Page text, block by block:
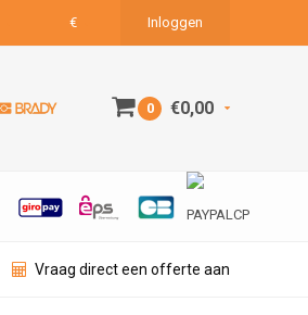
€ Inloggen
0 €0,00
Vraag direct een offerte aan